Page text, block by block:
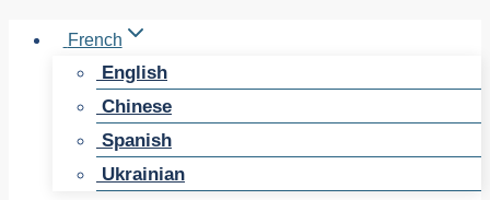
Skip
French
English
Chinese
Spanish
Ukrainian